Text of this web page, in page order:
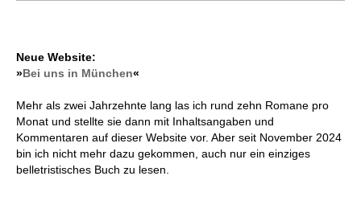
Neue Website:
»Bei uns in München«
Mehr als zwei Jahrzehnte lang las ich rund zehn Romane pro
Monat und stellte sie dann mit Inhaltsangaben und
Kommentaren auf dieser Website vor. Aber seit November 2024
bin ich nicht mehr dazu gekommen, auch nur ein einziges
belletristisches Buch zu lesen.